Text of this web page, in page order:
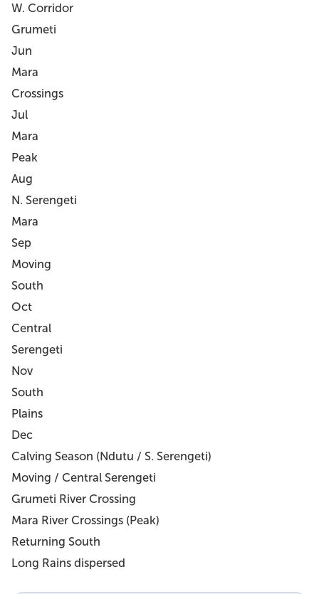
W. Corridor
Grumeti
Jun
Mara
Crossings
Jul
Mara
Peak
Aug
N. Serengeti
Mara
Sep
Moving
South
Oct
Central
Serengeti
Nov
South
Plains
Dec
Calving Season (Ndutu / S. Serengeti)
Moving / Central Serengeti
Grumeti River Crossing
Mara River Crossings (Peak)
Returning South
Long Rains dispersed